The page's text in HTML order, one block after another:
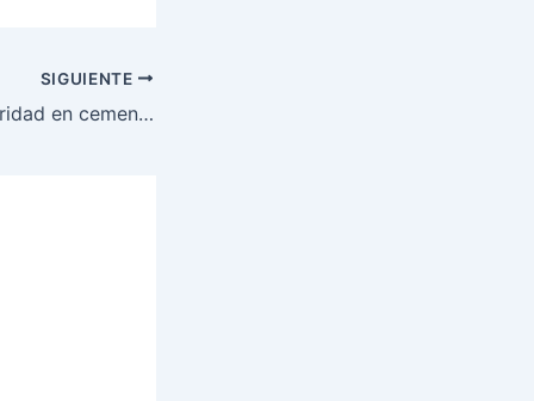
SIGUIENTE
Incrementan seguridad en cementerios por día de difuntos